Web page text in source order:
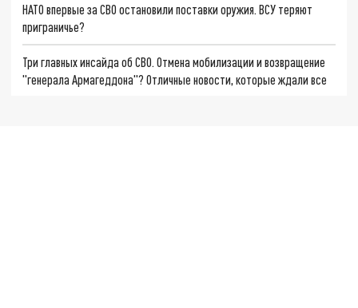
НАТО впервые за СВО остановили поставки оружия. ВСУ теряют
приграничье?
Три главных инсайда об СВО. Отмена мобилизации и возвращение
"генерала Армагеддона"? Отличные новости, которые ждали все